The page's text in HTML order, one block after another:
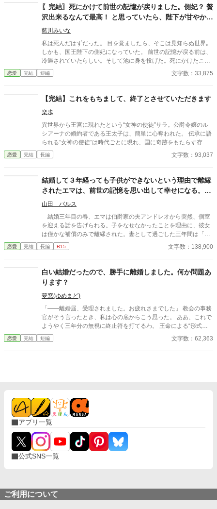
が、もちろん産んだ覚えもない。
〖完結〗死にかけて前世の記憶が戻りました。側妃？ 贅
沢出来るなんて最高！ と思っていたら、陛下が甘やかし
てくるのですが？
藍川みいな
私は死んだはずだった。 目を覚ましたら、そこは見知らぬ世界｡
しかも、国王陛下の側妃になっていた。 前世の記憶が戻る前は、
冷遇されていたらしい。そして池に身を投げた。死にかけたこと
で、私は前世の記憶を思い出した。 前世では借金取りに捕まり、
お金を返す為にキャバ嬢をしていた。給料は全部持っていかれ、
死んだ。そんな私が、側妃？ 冷遇なんて構わない！ こんな贅沢が
出来るなんて幸せ過ぎるじゃない！ そう思っていたのに、いつの
間にか陛下が甘やかして来るのですが？ 設定ゆるゆるの、架空の
世界のお話です。
恋愛 完結 短編 文字数：33,875
【完結】これをもちまして、終了とさせていただきます
楽歩
異世界から王宮に現れたという“女神の使徒”サラ。公爵令嬢のル
シアーナの婚約者である王太子は、簡単に心奪われた。 伝承に語
られる“女神の使徒”は時代ごとに現れ、国に奇跡をもたらす存在
と言われている。婚約解消を告げる王、口々にルシアーナの処遇
を言い合う重臣。 そんな混乱の中、ルシアーナは冷静に状況を見
がそれを知ったまま他家に嫁ぐことは……困難だ。女神アウレリ
ア様を祀る神殿にて、王家の監視のもと、一生を女神に仕えて過
ごすことになる」 神殿に閉じ込められて一生を過ごす？ 冗談じ
ゃないわ。 「お話はもうよろしいかしら？」 王族や重臣たち、誰
もが自分の思惑通りに動くと考えている中で、ルシアーナは静か
に、己の存在感を突きつける。 ※３９話、約９万字で完結予定で
す。最後までお付き合いいただけると嬉しいですm(__)m
恋愛 完結 長編 文字数：93,037
結婚して３年経っても子供ができないという理由で離縁
されたエマは、前世の記憶を思い出して幸せになる。周
りが勝手に復讐してくれました。
山田 バルス
結婚三年目の春、エマは伯爵家の夫アンドレオから突然、側室
を迎える話を告げられる。子をなせなかったことを理由に、彼女
は僅かな補償のみで離縁された。妻として過ごした三年間は「無
価値だった」と突きつけられ、エマは貴族社会から静かに切り捨
てられる。 また実家の父母の墓参りに行くと、当主になってい
あった。なんと彼女は幼少期に前世の記憶を思い出していたの
だ。 かつて観光地で石を磨き、アクセサリーを作り、人に喜ば
れる仕事をしていた人生。何も持たない今だからこそ、もう一度
「自分の手で生きる」ことを選び、あの人が住む商業国家スペイ
ラ帝国へ向かう決意をする。 国境への道中、盗賊に襲われる
が、護衛兵ロドリゲスの活躍で難を逃れる。彼の誠実な態度に、
エマは「守られる価値のある存在」として扱われたことに胸を打
たれた。 スペイラ帝国では身分に縛られず働ける。エマは前世
の技術を活かし、石を磨いてアクセサリーを作る小さな露店を始
彼女の作るアクセサリーには確かな力が宿っていた。 後日二人
は食事に出かけ、エマは自分が貴族の妻として離縁された過去を
打ち明ける。ロドリゲスは強く憤り、「最悪な貴族だ」と彼女と
一緒になって怒ってくれた。その気持ちが、エマにとって何より
の救いだった。彼は次に防御力を高める腕輪を依頼し、冒険者ギ
ルドで正式な鑑定を受けるよう勧める。 翌日、冒険者ギルドで
鑑定を行った結果、エマの腕輪は高い防御効果を持つことが判
明。さらに彼女自身を鑑定すると、なんと「付与特化型聖女」で
こでは確かな力となった。スペイラ帝国で、聖女エマの新しい人
生が、静かに、そして輝かしく始まる。
恋愛 完結 長編 R15 文字数：138,900
白い結婚だったので、勝手に離婚しました。何か問題あ
ります？
夢窓(ゆめまど)
「――離婚届、受理されました。お疲れさまでした」 教会の事務
官がそう言ったとき、私は心の底からこう思った。 ああ、これで
ようやく三年分の無視に終止符を打てるわ。 王命による“形式結
婚”。 夫の顔も知らず、手紙もなし、戦地から帰ってきたという
噂すらない。 だから、はい、離婚。勝手に。 白い結婚だったの
恋愛 完結 短編 文字数：62,363
アプリ一覧
公式SNS一覧
ご利用について